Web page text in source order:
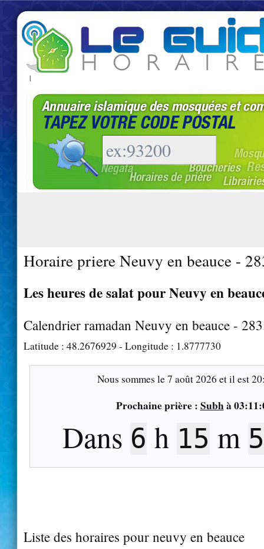
|
Horaire priere Neuvy en beauce -
Les heures de salat pour Neuvy en
Calendrier ramadan Neuvy en beauce -
Latitude : 48.2676929 - Longitude : 1.8777730
Nous sommes le7 août 2026 et il est
Prochaine prière : Subhà
Dans 6 h 15 m
Liste des horaires pour neuvy en beauce